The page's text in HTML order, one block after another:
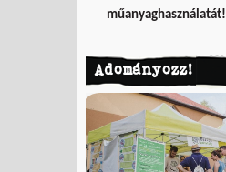
műanyaghasználatát!
Adományozz!